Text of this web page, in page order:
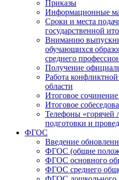
Приказы
Информационные
Сроки и места
государственной
Вниманию
обучающихся
среднего
Получение
Работа
области
Итоговое
Итоговое
Телефоны «горячей
подготовки и
ФГОС
Введение
ФГОС (общие
ФГОС основного
ФГОС среднего